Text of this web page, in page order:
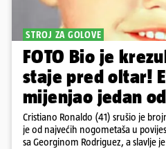
STROJ ZA GOLOVE
FOTO Bio je
staje pred oltar!
mijenjao jedan
Cristiano Ronaldo (41) srušio je
je od najvećih nogometaša u
sa Georginom Rodriguez, a slavlje